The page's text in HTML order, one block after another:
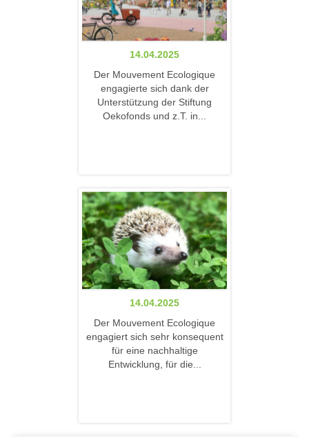
14.04.2025
Der Mouvement Ecologique
engagierte sich dank der
Unterstützung der Stiftung
Oekofonds und z.T. in...
14.04.2025
Der Mouvement Ecologique
engagiert sich sehr konsequent
für eine nachhaltige
Entwicklung, für die...